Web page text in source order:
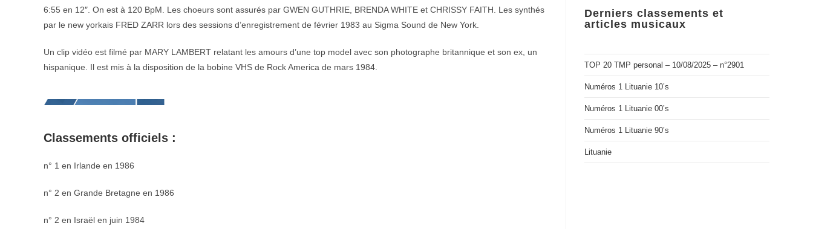
6:55 en 12″. On est à 120 BpM. Les choeurs sont assurés par GWEN GUTHRIE, BRENDA WHITE et CHRISSY FAITH. Les synthés
par le new yorkais FRED ZARR lors des sessions d’enregistrement de février 1983 au Sigma Sound de New York.
Un clip vidéo est filmé par MARY LAMBERT relatant les amours d’une top model avec son photographe britannique et son ex, un
hispanique. Il est mis à la disposition de la bobine VHS de Rock America de mars 1984.
Classements officiels :
n° 1 en Irlande en 1986
n° 2 en Grande Bretagne en 1986
n° 2 en Israël en juin 1984
Derniers classements et
articles musicaux
TOP 20 TMP personal – 10/08/2025 – n°2901
Numéros 1 Lituanie 10’s
Numéros 1 Lituanie 00’s
Numéros 1 Lituanie 90’s
Lituanie